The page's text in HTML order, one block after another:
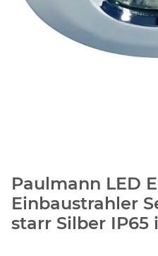
Paulmann LED
Einbaustrahler
starr Silber IP65